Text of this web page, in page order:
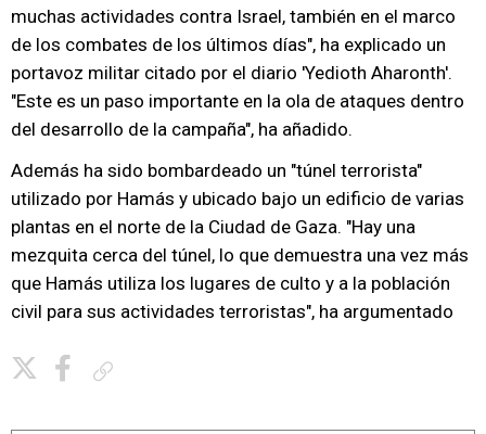
muchas actividades contra Israel, también en el marco
de los combates de los últimos días", ha explicado un
portavoz militar citado por el diario 'Yedioth Aharonth'.
"Este es un paso importante en la ola de ataques dentro
del desarrollo de la campaña", ha añadido.
Además ha sido bombardeado un "túnel terrorista"
utilizado por Hamás y ubicado bajo un edificio de varias
plantas en el norte de la Ciudad de Gaza. "Hay una
mezquita cerca del túnel, lo que demuestra una vez más
que Hamás utiliza los lugares de culto y a la población
civil para sus actividades terroristas", ha argumentado